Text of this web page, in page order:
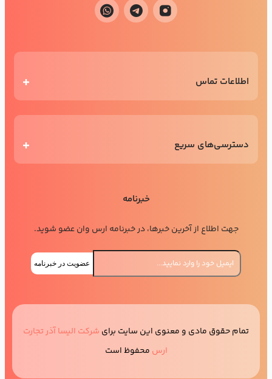
اطلاعات تماس
دسترسی‌های سریع
خبرنامه
جهت اطلاع از آخرین خبرها، در خبرنامه ارس وان عضو شوید.
عضویت در خبرنامه
تمام حقوق مادی و معنوی این سایت برای شرکت الیسا آذر تجارت
ارس محفوظ است